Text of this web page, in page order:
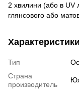
2 хвилини (або в UV
глянсового або
Характеристики
Тип
Страна
производитель